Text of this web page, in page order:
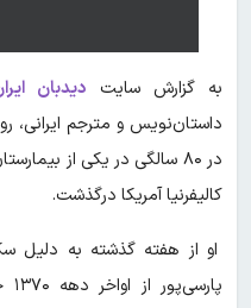
به گزارش سایت دیدبان
در ۸۰ سالگی در یکی از
کالیفرنیا آمریکا درگذشت.
او از هفته گذشته به دلیل